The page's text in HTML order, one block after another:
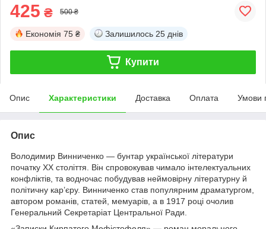
425 ₴ 500 ₴
Економія 75 ₴ Залишилось 25 днів
Купити
Опис Характеристики Доставка Оплата Умови
Опис
Володимир Винниченко — бунтар української літератури
початку ХХ століття. Він спровокував чимало інтелектуальних
конфліктів, та водночас побудував неймовірну літературну й
політичну кар’єру. Винниченко став популярним драматургом,
автором романів, статей, мемуарів, а в 1917 році очолив
Генеральний Секретаріат Центральної Ради.